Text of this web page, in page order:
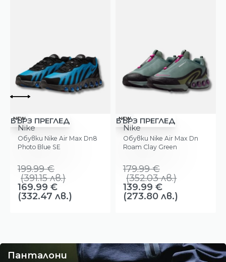
-5%
NEW
БЪРЗ ПРЕГЛЕД
Nike
Обувки Nike Air Max 95 OG
Big Bubble Electric Green
189.99€
(371.59лв.)
179.99 €
(352.03 лв.)
-18%
NEW
БЪРЗ ПРЕГЛЕД
Nike
Обувки Nike Pegasus
Premium Black/Metallic
219.99€
(430.26лв.)
179.99€
(352.03 лв.)
Панталони